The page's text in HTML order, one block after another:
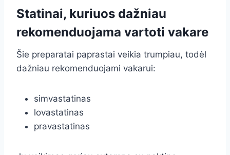
Statinai, kuriuos dažniau
rekomenduojama vartoti vakare
Šie preparatai paprastai veikia trumpiau, todėl
dažniau rekomenduojami vakarui:
simvastatinas
lovastatinas
pravastatinas